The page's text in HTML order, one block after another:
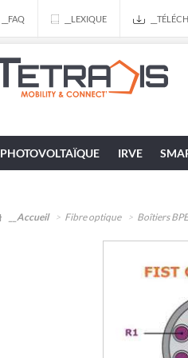
__FAQ __LEXIQUE
PHOTOVOLTAÏQUE IRVE
__Accueil Fibre optique Boîtiers